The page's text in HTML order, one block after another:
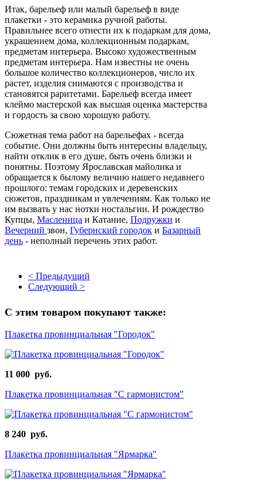
Итак, барельеф или малый барельеф в виде
плакетки - это керамика ручной работы.
Правильнее всего отнести их к подаркам для дома,
украшением дома, коллекционным подаркам,
предметам интерьера. Высоко художественным
предметам интерьера. Нам известны не очень
большое количество коллекционеров, число их
растет, изделия снимаются с производства и
становятся раритетами. Барельеф всегда имеет
клеймо мастерской как высшая оценка мастерства
и гордость за свою хорошую работу.
Сюжетная тема работ на барельефах - всегда
событие. Они должны быть интересны владельцу,
найти отклик в его душе, быть очень близки и
понятны. Поэтому Ярославская майолика и
обращается к былому величию нашего недавнего
прошлого: темам городских и деревенских
сюжетов, праздникам и увлечениям. Как только не
им вызвать у нас нотки ностальгии. И рождество
Купцы, Масленица и Катание, Подружки и
Вечерний звон, Губернский городок и Базарный
день - неполный перечень этих работ.
< Предыдущий
Следующий >
С этим товаром покупают также:
Плакетка провинциальная "Городок"
11 000 руб.
Плакетка провинциальная "С гармонистом"
8 240 руб.
Плакетка провинциальная "Ярмарка"